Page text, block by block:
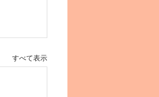
すべて表示